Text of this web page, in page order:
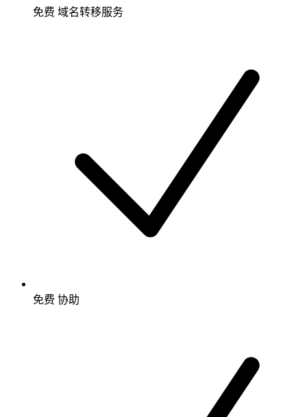
免费 域名转移服务
免费 协助